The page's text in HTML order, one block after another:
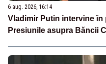
6 aug. 2026, 16:14
Vladimir Putin intervine în
Presiunile asupra Băncii